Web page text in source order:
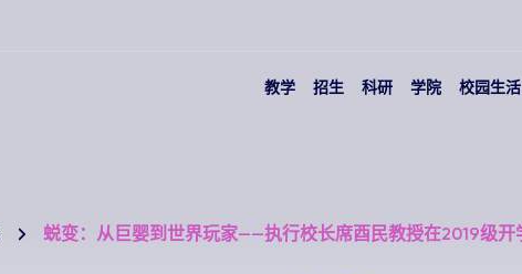
教学 招生 科研 学院 校园生活
蜕变：从巨婴到世界玩家——执行校长席酉民教授在2019级开